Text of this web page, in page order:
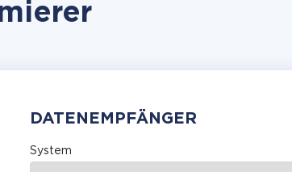
DATENEMPFÄNGER
System